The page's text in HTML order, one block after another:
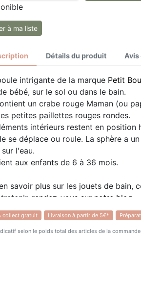
à ma liste
Détails du produit
intrigante de la marque Petit
bébé, sur le sol ou dans le bain.
un crabe rouge Maman (ou
petites paillettes rouges rondes.
intérieurs restent en position
se déplace ou roule. La sphère a
l'eau.
aux enfants de 6 à 36 mois.
savoir plus sur les jouets de bain,
rendez-vous sur notre blog.
collect gratuit Livraison à partir de 5€*
selon le poids total des articles de la